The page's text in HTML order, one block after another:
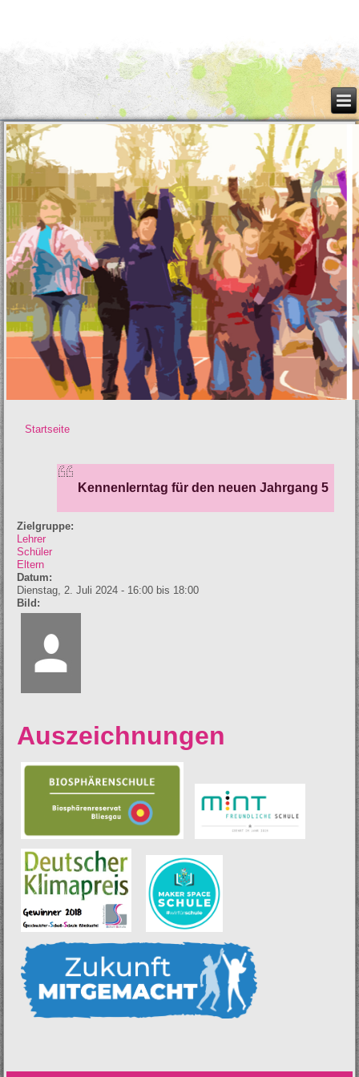
Startseite
Kennenlerntag für den neuen Jahrgang 5
Zielgruppe:
Lehrer
Schüler
Eltern
Datum:
Dienstag, 2. Juli 2024 - 16:00 bis 18:00
Bild:
Auszeichnungen